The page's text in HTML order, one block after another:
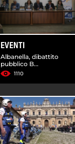
EVENTI
Albanella, dibattito
pubblico B...
1110